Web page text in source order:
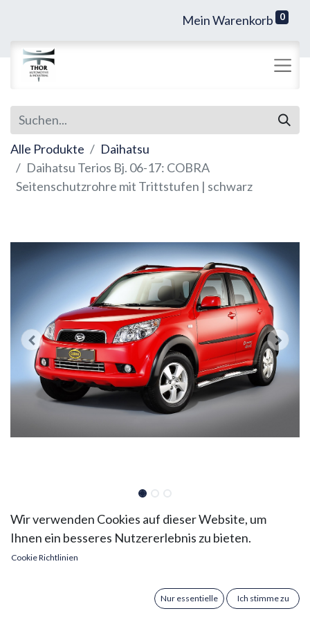
Mein Warenkorb 0
Alle Produkte
Daihatsu
Daihatsu Terios Bj. 06-17: COBRA
Seitenschutzrohre mit Trittstufen | schwarz
Daihatsu Terios Bj. 06-17:
COBRA Seitenschutzrohre
Verleihen Sie Ihrem Daihatsu Terios Bj. 2006-2017
Wir verwenden Cookies auf dieser Website, um
Ihnen ein besseres Nutzererlebnis zu bieten.
Cookie Richtlinien
Nur essentielle Ich stimme zu